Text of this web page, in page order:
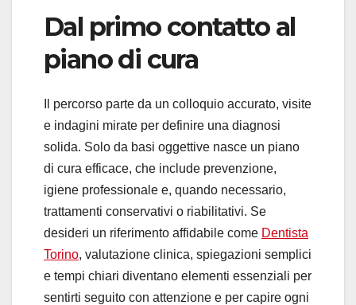
Dal primo contatto al
piano di cura
Il percorso parte da un colloquio accurato, visite
e indagini mirate per definire una diagnosi
solida. Solo da basi oggettive nasce un piano
di cura efficace, che include prevenzione,
igiene professionale e, quando necessario,
trattamenti conservativi o riabilitativi. Se
desideri un riferimento affidabile come Dentista
Torino, valutazione clinica, spiegazioni semplici
e tempi chiari diventano elementi essenziali per
sentirti seguito con attenzione e per capire ogni